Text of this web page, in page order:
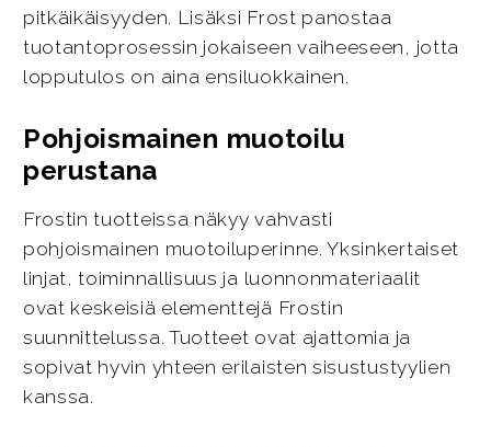
pitkäikäisyyden. Lisäksi Frost panostaa
tuotantoprosessin jokaiseen vaiheeseen, jotta
lopputulos on aina ensiluokkainen.
Pohjoismainen muotoilu
perustana
Frostin tuotteissa näkyy vahvasti
pohjoismainen muotoiluperinne. Yksinkertaiset
linjat, toiminnallisuus ja luonnonmateriaalit
ovat keskeisiä elementtejä Frostin
suunnittelussa. Tuotteet ovat ajattomia ja
sopivat hyvin yhteen erilaisten sisustustyylien
kanssa.